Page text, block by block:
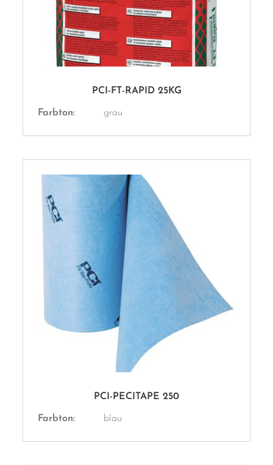
PCI-FT-RAPID 25KG
Farbton: grau
PCI-PECITAPE 250
Farbton: blau